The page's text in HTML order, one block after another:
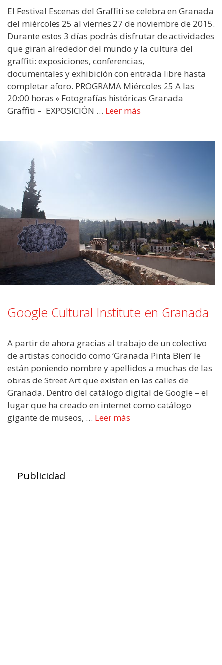
El Festival Escenas del Graffiti se celebra en Granada
del miércoles 25 al viernes 27 de noviembre de 2015.
Durante estos 3 días podrás disfrutar de actividades
que giran alrededor del mundo y la cultura del
graffiti: exposiciones, conferencias,
documentales y exhibición con entrada libre hasta
completar aforo. PROGRAMA Miércoles 25 A las
20:00 horas » Fotografías históricas Granada
Graffiti – EXPOSICIÓN … Leer más
Google Cultural Institute en Granada
A partir de ahora gracias al trabajo de un colectivo
de artistas conocido como ‘Granada Pinta Bien’ le
están poniendo nombre y apellidos a muchas de las
obras de Street Art que existen en las calles de
Granada. Dentro del catálogo digital de Google – el
lugar que ha creado en internet como catálogo
gigante de museos, … Leer más
Publicidad